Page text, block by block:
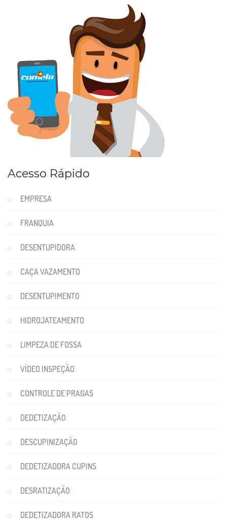
Acesso Rápido
EMPRESA
FRANQUIA
DESENTUPIDORA
CAÇA VAZAMENTO
DESENTUPIMENTO
HIDROJATEAMENTO
LIMPEZA DE FOSSA
VÍDEO INSPEÇÃO
CONTROLE DE PRAGAS
DEDETIZAÇÃO
DESCUPINIZAÇÃO
DEDETIZADORA CUPINS
DESRATIZAÇÃO
DEDETIZADORA RATOS